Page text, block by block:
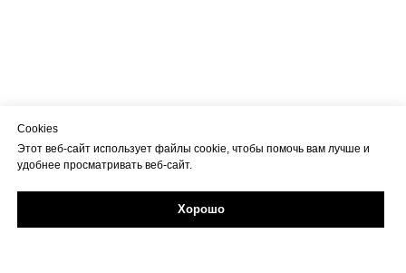
Задайте свой вопрос в Max
Cookies
Этот веб-сайт использует файлы cookie, чтобы помочь вам лучше и
удобнее просматривать веб-сайт.
Хорошо